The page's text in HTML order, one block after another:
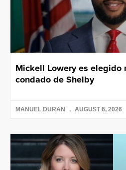
Mickell Lowery es elegido
condado de Shelby
MANUEL DURAN AUGUST 6, 2026